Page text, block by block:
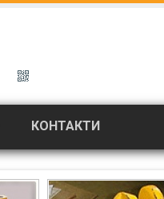
КОНТАКТИ